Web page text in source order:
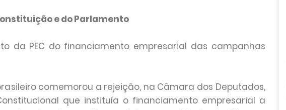
e do Parlamento
da PEC do financiamento empresarial das campanhas
comemorou a rejeição, na Câmara dos Deputados,
que instituía o financiamento empresarial a